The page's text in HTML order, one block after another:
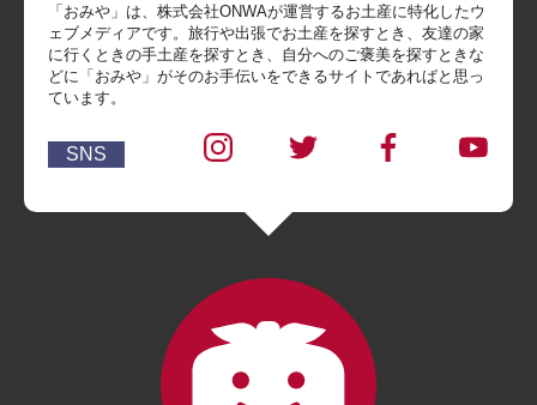
「おみや」は、株式会社ONWAが運営するお土産に特化したウ
ェブメディアです。旅行や出張でお土産を探すとき、友達の家
に行くときの手土産を探すとき、自分へのご褒美を探すときな
どに「おみや」がそのお手伝いをできるサイトであればと思っ
ています。
SNS